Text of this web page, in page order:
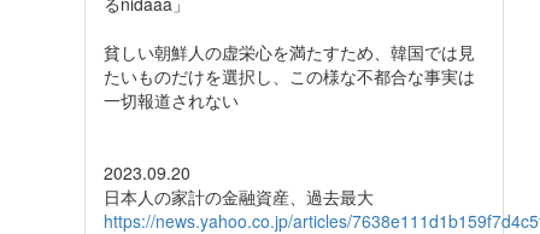
貧しい朝鮮人の虚栄心を満たすため、韓国では見
たいものだけを選択し、この様な不都合な事実は
一切報道されない
2023.09.20
日本人の家計の金融資産、過去最大
https://news.yahoo.co.jp/articles/